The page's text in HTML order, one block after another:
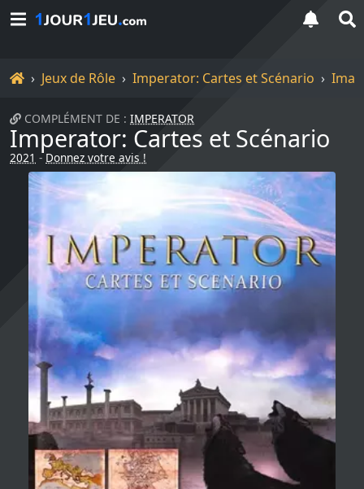
Accueil
Jeux de Rôle Imperator: Cartes et Scénario
COMPLÉMENT DE : IMPERATOR
Imperator: Cartes et Scénario
2021 -Donnez votre avis !